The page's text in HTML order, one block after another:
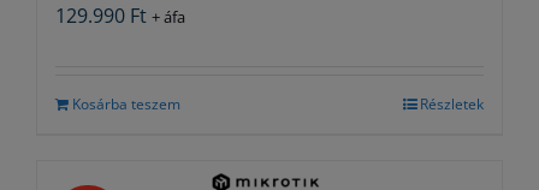
129.990 Ft + áfa
Kosárba teszem Részletek